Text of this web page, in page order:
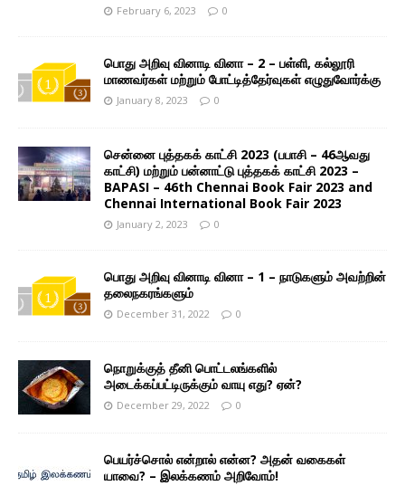
February 6, 2023 0
பொது அறிவு வினாடி வினா – 2 – பள்ளி, கல்லூரி
மாணவர்கள் மற்றும் போட்டித்தேர்வுகள் எழுதுவோர்க்கு
January 8, 2023 0
சென்னை புத்தகக் காட்சி 2023 (பபாசி – 46ஆவது
காட்சி) மற்றும் பன்னாட்டு புத்தகக் காட்சி 2023 –
BAPASI – 46th Chennai Book Fair 2023 and
Chennai International Book Fair 2023
January 2, 2023 0
பொது அறிவு வினாடி வினா – 1 – நாடுகளும் அவற்றின்
தலைநகரங்களும்
December 31, 2022 0
நொறுக்குத் தீனி பொட்டலங்களில்
அடைக்கப்பட்டிருக்கும் வாயு எது? ஏன்?
December 29, 2022 0
பெயர்ச்சொல் என்றால் என்ன? அதன் வகைகள்
யாவை? – இலக்கணம் அறிவோம்!